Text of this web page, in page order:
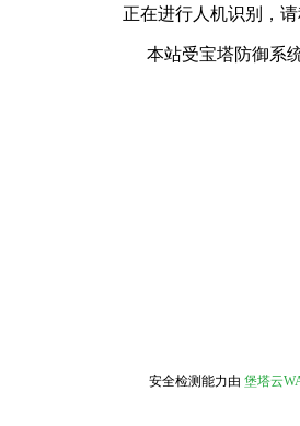
正在进行人机识别，
本站受宝塔防御系
安全检测能力由 堡塔云